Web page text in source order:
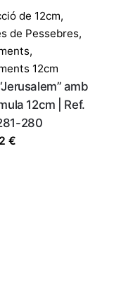
i lloc web en
que comenti.
de 12cm,
de Pessebres,
,
12cm
amb
12cm | Ref.
280
€